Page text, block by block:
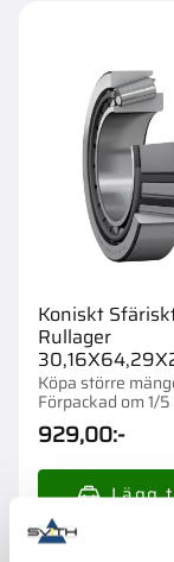
Koniskt
Rullager
Skf
Köpa större
Förpackad om 1/
929,00:-